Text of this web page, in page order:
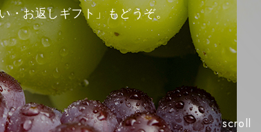
・お返しギフト」もどうぞ。
scroll